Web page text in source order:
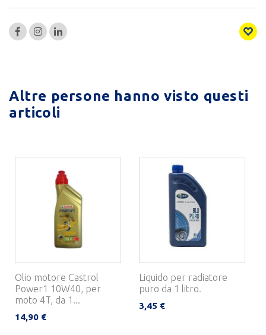
Altre persone hanno visto questi
articoli
Olio motore Castrol
Power1 10W40, per
moto 4T, da 1...
14,90 €
Liquido per radiatore
puro da 1 litro.
3,45 €